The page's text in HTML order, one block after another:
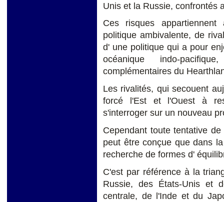
Unis et la Russie, confrontés
Ces risques
politique ambivalente, de
d' une politique qui a pour
océanique indo-
complémentaires du
Les rivalités, qui secouent
forcé l'Est et l'Ouest à
s'interroger sur un nouveau
Cependant toute tentative
peut être conçue que dans
recherche de formes d'
C'est par référence à la
Russie, des États-Unis et
centrale, de l'Inde et du